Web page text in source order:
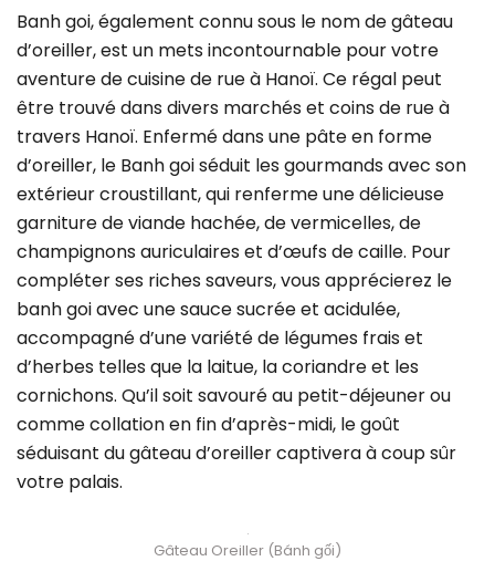
Banh goi, également connu sous le nom de gâteau
d’oreiller, est un mets incontournable pour votre
aventure de cuisine de rue à Hanoï. Ce régal peut
être trouvé dans divers marchés et coins de rue à
travers Hanoï. Enfermé dans une pâte en forme
d’oreiller, le Banh goi séduit les gourmands avec son
extérieur croustillant, qui renferme une délicieuse
garniture de viande hachée, de vermicelles, de
champignons auriculaires et d’œufs de caille. Pour
compléter ses riches saveurs, vous apprécierez le
banh goi avec une sauce sucrée et acidulée,
accompagné d’une variété de légumes frais et
d’herbes telles que la laitue, la coriandre et les
cornichons. Qu’il soit savouré au petit-déjeuner ou
comme collation en fin d’après-midi, le goût
séduisant du gâteau d’oreiller captivera à coup sûr
votre palais.
Gâteau Oreiller (Bánh gối)